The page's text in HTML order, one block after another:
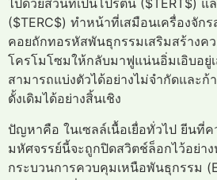
ไปด้วยส่วนที่เป็นโปรตีน ($TERT$) แ
($TERC$) ทำหน้าที่เสมือนเครื่องจักร
คอยถักทอรหัสพันธุกรรมเสริมสร้างค
โครโมโซมให้กลับมาฟูแน่นอิ่มเอิบอยู่
สามารถแบ่งตัวได้อย่างไม่จำกัดและ
ดั้งเดิมได้อย่างสิ้นเชิง
ปัญหาคือ ในเซลล์เนื้อเยื่อทั่วไป ยีนที่
มหัศจรรย์นี้จะถูกปิดสวิตช์ล็อกไว้อย่า
กระบวนการควบคุมเหนือพันธุกรรม